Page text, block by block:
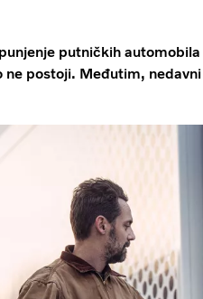
putničkih
postoji. Međutim,